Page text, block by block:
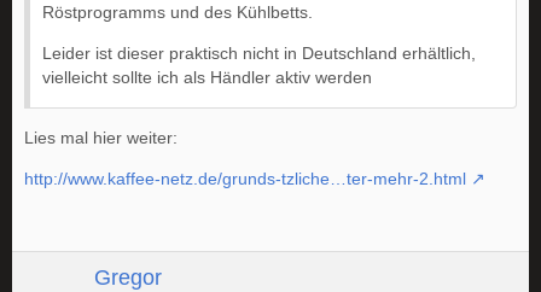
Röstprogramms und des Kühlbetts.
Leider ist dieser praktisch nicht in Deutschland erhältlich,
vielleicht sollte ich als Händler aktiv werden
Lies mal hier weiter:
http://www.kaffee-netz.de/grunds-tzliche…ter-mehr-2.html
Gregor